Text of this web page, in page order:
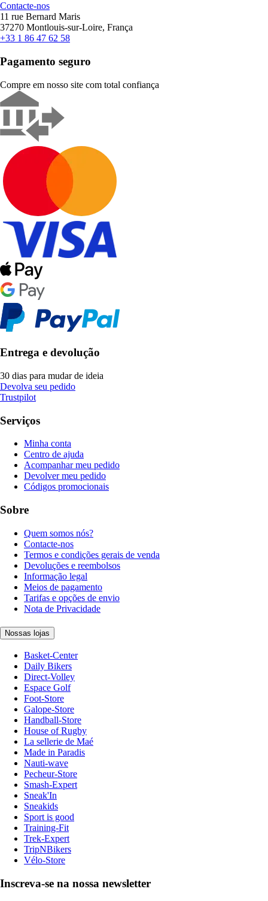
Contacte-nos
11 rue Bernard Maris
37270 Montlouis-sur-Loire, França
+33 1 86 47 62 58
Pagamento seguro
Compre em nosso site com total confiança
Entrega e devolução
30 dias para mudar de ideia
Devolva seu pedido
Trustpilot
Serviços
Minha conta
Centro de ajuda
Acompanhar meu pedido
Devolver meu pedido
Códigos promocionais
Sobre
Quem somos nós?
Contacte-nos
Termos e condições gerais de venda
Devoluções e reembolsos
Informação legal
Meios de pagamento
Tarifas e opções de envio
Nota de Privacidade
Nossas lojas
Basket-Center
Daily Bikers
Direct-Volley
Espace Golf
Foot-Store
Galope-Store
Handball-Store
House of Rugby
La sellerie de Maé
Made in Paradis
Nauti-wave
Pecheur-Store
Smash-Expert
Sneak'In
Sneakids
Sport is good
Training-Fit
Trek-Expert
TripNBikers
Vélo-Store
Inscreva-se na nossa newsletter